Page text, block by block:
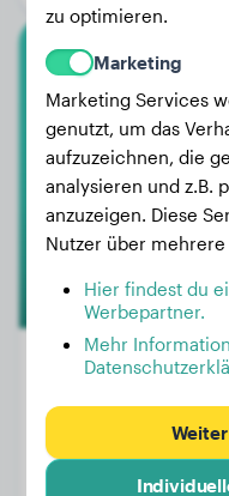
Alter:
zu optimieren.
Marketing
Marketing Services
genutzt, um das
aufzuzeichnen, die
analysieren und z.B.
anzuzeigen. Diese
Nutzer über
Hier findest du
Werbepartner.
Mehr